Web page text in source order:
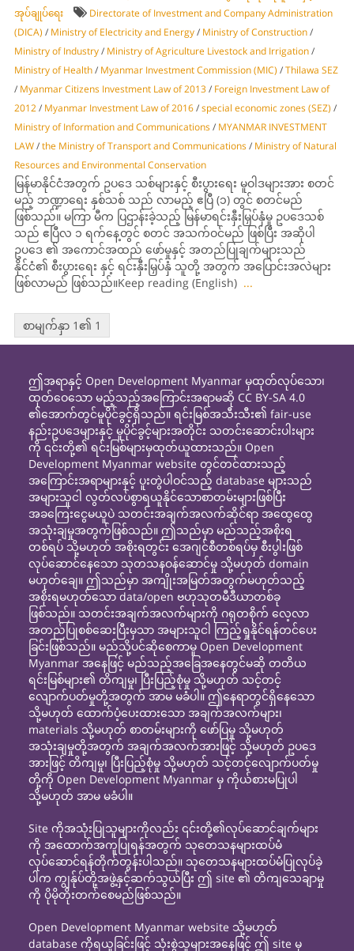
အုပ်ချုပ်ရေး
Directorate of Investment and Company Administration
(DICA) / Ministry of Electricity and Energy/ Ministry of Construction/
Ministry of Industry/ Ministry of Agriculture Livestock and Irrigation/
Ministry of Health/ Myanmar Investment Commission (MIC) /Thilawa SEZ
/ Myanmar Citizens Investment Law of 2013/ Foreign Investment Law of
2012/ Myanmar Investment Law of 2016/special economic zones (SEZ) /
Ministry of Information and Communications/ MYANMAR INVESTMENT
LAW/the Ministry of Transport and Communications/ Ministry of Natural
Resources and Environmental Conservation
မြန်မာနိုင်ငံအတွက် ဥပဒေ သစ်များနှင့် စီးပွားရေး မူဝါဒများအား စတင်
မည့် ဘဏ္ဍာရေး နှစ်သစ် သည် လာမည့် ဧပြီ (၁) တွင် စတင်မည်
ဖြစ်သည်။ မကြာ မီက ပြဌာန်းခဲ့သည့် မြန်မာရင်းနှီးမြှပ်နှံမှု ဥပဒေသစ်
သည် ဧပြီလ ၁ ရက်နေ့တွင် စတင် အသက်ဝင်မည် ဖြစ်ပြီး အဆိုပါ
ဥပဒေ ၏ အကောင်အထည် ဖော်မှုနှင့် အတည်ပြုချက်များသည်
နိုင်ငံ၏ စီးပွားရေး နှင့် ရင်းနှီးမြှပ်နှံ သူတို့ အတွက် အပြောင်းအလဲများ
ဖြစ်လာမည် ဖြစ်သည်။Keep reading (English) ...
စာမျက်နှာ 1၏ 1
ဤအရာနှင့် Open Development Myanmar မှထုတ်လုပ်သော၊
ထုတ်ဝေသော မည့်သည့်အကြောင်းအရာမဆို CC BY-SA 4.0
၏အောက်တွင်မူပိုင်ခွင့်ရှိသည်။ ရင်းမြစ်အသီးသီး၏ fair-use
နည်းဥပဒေများနှင့် မူပိုင်ခွင့်များအတိုင်း သတင်းဆောင်းပါးများ
ကို ၎င်းတို့၏ ရင်းမြစ်များမှထုတ်ယူထားသည်။ Open
Development Myanmar website တွင်တင်ထားသည့်
အကြောင်းအရာများနှင့် ပူးတွဲပါဝင်သည့် database များသည်
အများသူငါ လွတ်လပ်စွာရယူနိုင်သောစာတမ်းများဖြစ်ပြီး
အခကြေးငွေမယူပဲ သတင်းအချက်အလက်ဆိုင်ရာ အထွေထွေ
အသုံးချမှုအတွက်ဖြစ်သည်။ ဤသည်မှာ မည်သည့်အစိုးရ
တစ်ရပ် သို့မဟုတ် အစိုးရတွင်း အေဂျင်စီတစ်ရပ်မှ စီးပွါးဖြစ်
လုပ်ဆောင်နေသော သုတသနဝန်ဆောင်မှု သို့မဟုတ် domain
မဟုတ်ချေ။ ဤသည်မှာ အကျိုးအမြတ်အတွက်မဟုတ်သည့်
အစိုးရမဟုတ်သော data/open ဗဟုသုတမီဒီယာတစ်ခု
ဖြစ်သည်။ သတင်းအချက်အလက်များကို ဂရုတစိုက် လေ့လာ
အတည်ပြုစစ်ဆေးပြီးမှသာ အများသူငါ ကြည့်ရှုနိုင်ရန်တင်ပေး
ခြင်းဖြစ်သည်။ မည်သို့ပင်ဆိုစေကာမူ Open Development
Myanmar အနေဖြင့် မည်သည့်အခြေအနေတွင်မဆို တတိယ
ရင်းမြစ်များ၏ တိကျမှု၊ ပြီးပြည့်စုံမှု သို့မဟုတ် သင့်တင့်
လျောက်ပတ်မှုတို့အတွက် အာမ မခံပါ။ ဤနေရာတွင်ရှိနေသော
သို့မဟုတ် ထောက်ပံ့ပေးထားသော အချက်အလက်များ၊
materials သို့မဟုတ် စာတမ်းများကို ဖော်ပြမှု သို့မဟုတ်
အသုံးချမှုတို့အတွက် အချက်အလက်အားဖြင့် သို့မဟုတ် ဥပဒေ
အားဖြင့် တိကျမှု၊ ပြီးပြည့်စုံမှု သို့မဟုတ် သင့်တင့်လျောက်ပတ်မှု
တို့ကို Open Development Myanmar မှ ကိုယ်စားမပြုပါ
သို့မဟုတ် အာမ မခံပါ။
Site ကိုအသုံးပြုသူများကိုလည်း ၎င်းတို့၏လုပ်ဆောင်ချက်များ
ကို အထောက်အကူပြုရန်အတွက် သုတေသနများထပ်မံ
လုပ်ဆောင်ရန်တိုက်တွန်းပါသည်။ သုတေသနများထပ်မံပြုလုပ်ခဲ့
ပါက ကျွန်ုပ်တို့အဖွဲ့နှင့်ဆက်သွယ်ပြီး ဤ site ၏ တိကျသေချာမှု
ကို ပိုမိုတိုးတက်စေမည်ဖြစ်သည်။
Open Development Myanmar website သို့မဟုတ်
database ကိုရယူခြင်းဖြင့် သုံးစွဲသူများအနေဖြင့် ဤ site မှ